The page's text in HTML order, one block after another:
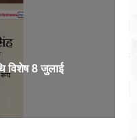
विशेष 8 जुलाई